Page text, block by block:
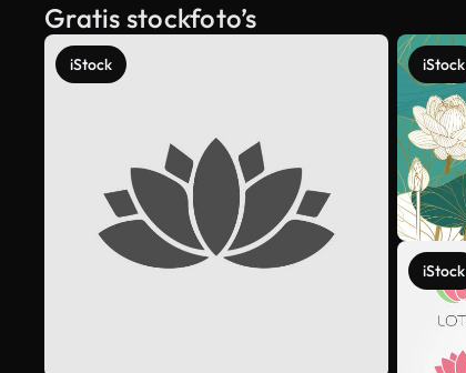
Gratis stockfoto’s
iStock iStock
iStock